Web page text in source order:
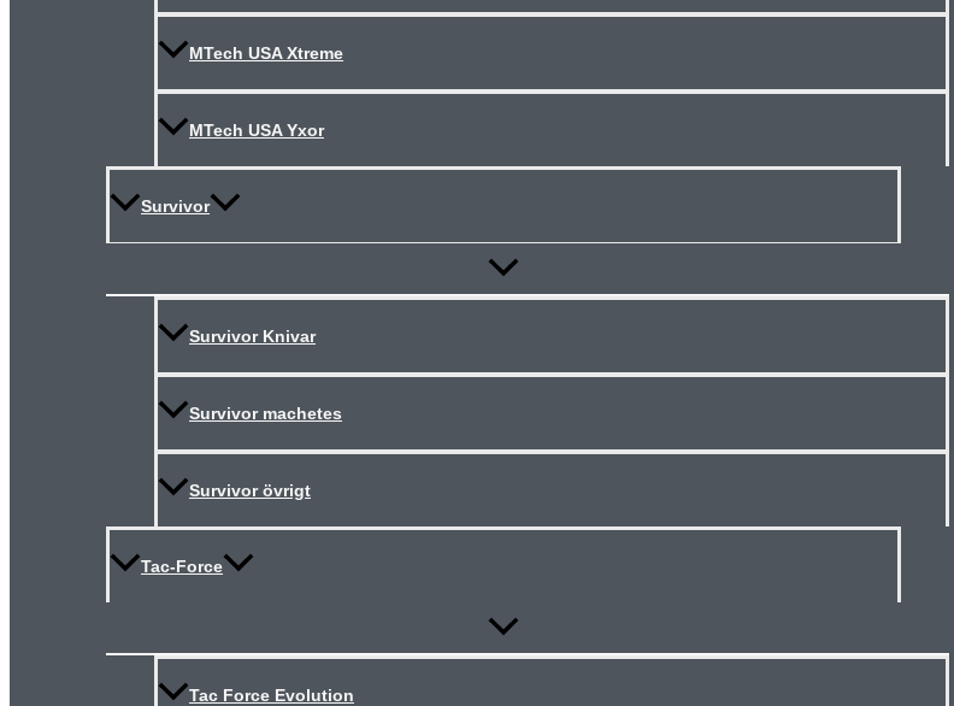
MTech USA Xtreme
MTech USA Yxor
Survivor
Slå
meny
Survivor Knivar
Survivor machetes
Survivor övrigt
Tac-Force
Slå
meny
Tac Force Evolution